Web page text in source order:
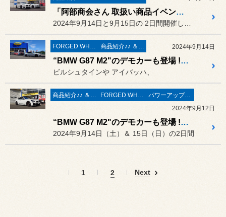
「阿部商会さん 取扱い商品イベント」好評のうちに終了～❤ ご来店を頂いたみなさま。 ありがとうございました
FORGED WHEELS 商品紹介♪♪ ＆ ”フィール”からのお知らせ。 2024年9月14日
“BMW G87 M2"のデモカーも登場 !! 「阿部商会さん 取扱い商品イベント」 明日、2024年9月15日（日）が最終日です
ビルシュタインや アイバッハ、
商品紹介♪♪ ＆ ”フィール”からのお知らせ。 FORGED WHEELS
パワーアップ系 マフラー＆エアークリーナー＆ＥＣＵ
2024年9月12日
“BMW G87 M2"のデモカーも登場 !! 2024年9月14日＆15日の2日間 「阿部商会さん 取扱い商品イベント」を開催します
2024年9月14日（土）＆ 15日（日）の2日間
1 2 Next